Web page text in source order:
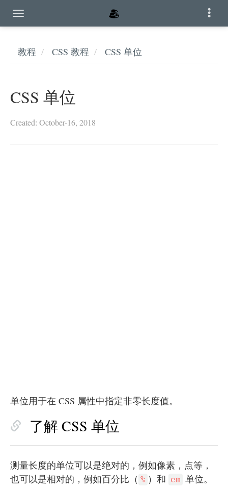
教程 CSS 教程 CSS 单位
CSS 单位
Created: October-16, 2018
单位用于在 CSS 属性中指定非零长度值。
了解 CSS 单位
测量长度的单位可以是绝对的，例如像素，点等，
也可以是相对的，例如百分比（ % ）和 em 单位。